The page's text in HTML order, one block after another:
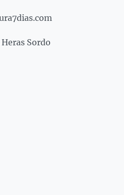
Sordo